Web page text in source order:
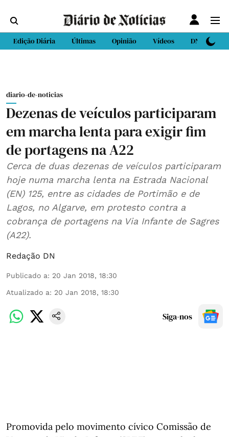
Edição Diária Últimas Opinião Vídeos DN Sport
diario-de-noticias
Dezenas de veículos participaram
em marcha lenta para exigir fim
de portagens na A22
Cerca de duas dezenas de veículos participaram
hoje numa marcha lenta na Estrada Nacional
(EN) 125, entre as cidades de Portimão e de
Lagos, no Algarve, em protesto contra a
cobrança de portagens na Via Infante de Sagres
(A22).
Redação DN
Publicado a: 20 Jan 2018, 18:30
Atualizado a: 20 Jan 2018, 18:30
Siga-nos
Promovida pelo movimento cívico Comissão de